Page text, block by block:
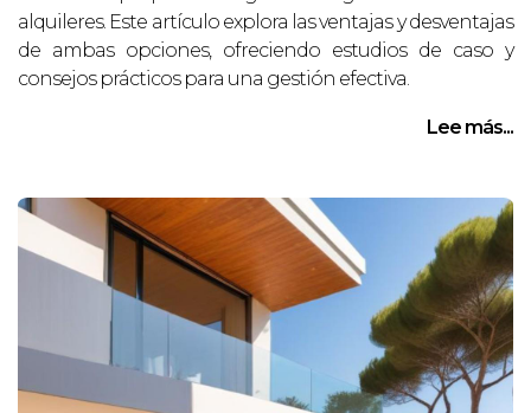
alquileres. Este artículo explora las ventajas y desventajas
de ambas opciones, ofreciendo estudios de caso y
consejos prácticos para una gestión efectiva.
Lee más...